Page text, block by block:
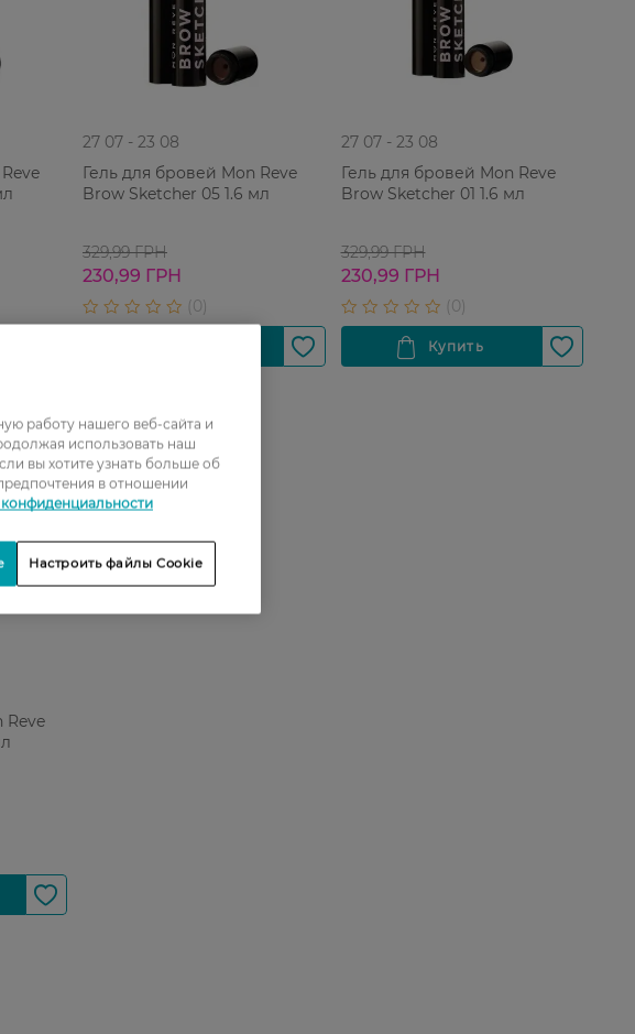
27 07 - 23 08
Гель для бровей Mon Reve
Brow Sketcher 05 1.6 мл
329,99 ГРН
230,99 ГРН
27 07 - 23 08
Гель для бровей Mon Reve
Brow Sketcher 01 1.6 мл
329,99 ГРН
230,99 ГРН
Reve
работу нашего веб-сайта и
использовать наш
вы хотите узнать больше об
в отношении
Настроить файлы Cookie